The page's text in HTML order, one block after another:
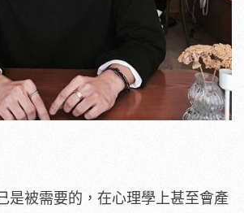
是被需要的，在心理學上甚至會產